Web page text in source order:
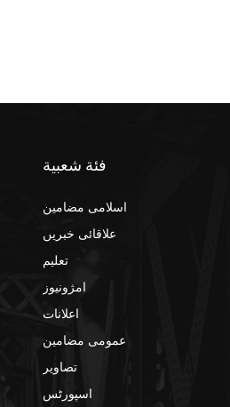
فئة شعبية
اسلامی مضامین
علاقائی خبریں
تعلیم
امژونیوز
اعلانات
عمومی مضامین
تصاویر
اسپورٹس